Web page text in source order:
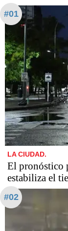
#01
LA CIUDAD.
El pronóstico
estabiliza el
#02